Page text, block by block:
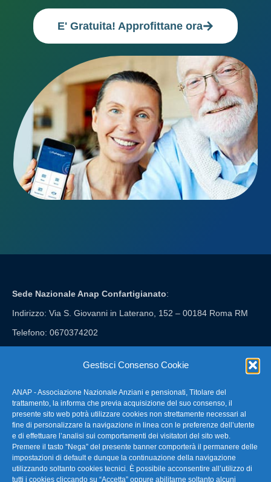
Gestisci Consenso Cookie
ANAP - Associazione Nazionale Anziani e pensionati, Titolare del
trattamento, la informa che previa acquisizione del suo consenso, il
presente sito web potrà utilizzare cookies non strettamente necessari al
fine di personalizzare la navigazione in linea con le preferenze dell’utente
e di effettuare l’analisi sui comportamenti dei visitatori del sito web.
Premere il tasto “Nega” del presente banner comporterà il permanere delle
impostazioni di default e dunque la continuazione della navigazione
utilizzando soltanto cookies tecnici. È possibile acconsentire all’utilizzo di
tutti i cookies cliccando su “Accetta” oppure abilitarne soltanto alcuni
E' Gratuita! Approfittane ora
Sede Nazionale Anap Confartigianato:
Indirizzo: Via S. Giovanni in Laterano, 152 – 00184 Roma RM
Telefono: 0670374202
FAQ – Domande Frequenti
La nostra Newsletter
Link Utili